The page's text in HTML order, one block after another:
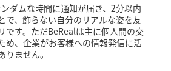
ダムな時間に通知が届き、2分以内
で、飾らない自分のリアルな姿を友
です。ただBeRealは主に個人間の交
め、企業がお客様への情報発信に活
ません。